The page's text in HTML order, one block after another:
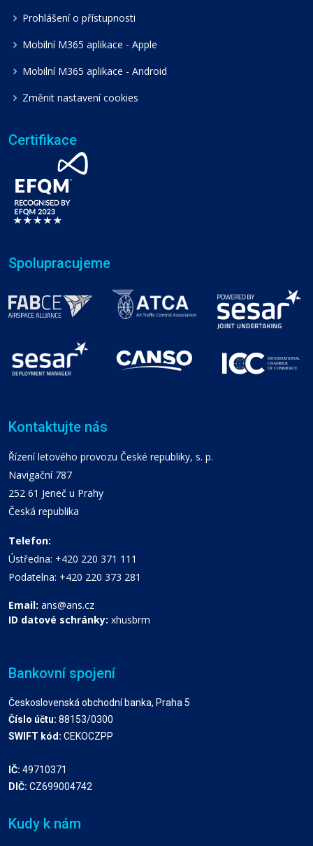
Prohlášení o přístupnosti
Mobilní M365 aplikace - Apple
Mobilní M365 aplikace - Android
Změnit nastavení cookies
Certifikace
Spolupracujeme
Kontaktujte nás
Řízení letového provozu České republiky, s. p.
Navigační 787
252 61 Jeneč u Prahy
Česká republika
Telefon:
Ústředna: +420 220 371 111
Podatelna: +420 220 373 281
Email: ans@ans.cz
ID datové schránky: xhusbrm
Bankovní spojení
Československá obchodní banka, Praha 5
Číslo účtu: 88153/0300
SWIFT kód: CEKOCZPP
IČ: 49710371
DIČ: CZ699004742
Kudy k nám